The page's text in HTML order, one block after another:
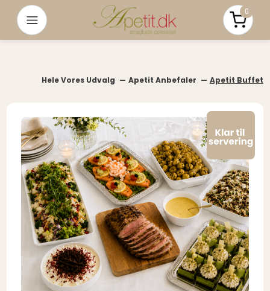
Menu Pris i
0
Apetit Buffet